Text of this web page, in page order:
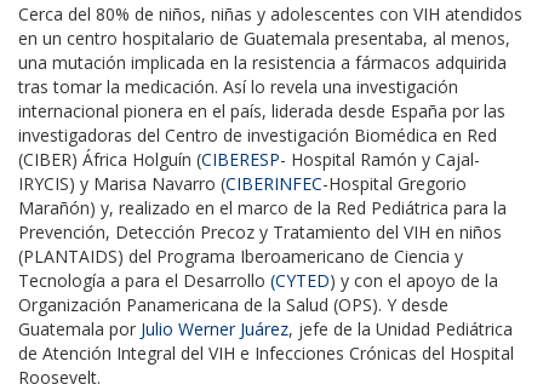
Cerca del 80% de niños, niñas y adolescentes con VIH atendidos
en un centro hospitalario de Guatemala presentaba, al menos,
una mutación implicada en la resistencia a fármacos adquirida
tras tomar la medicación. Así lo revela una investigación
internacional pionera en el país, liderada desde España por las
investigadoras del Centro de investigación Biomédica en Red
(CIBER) África Holguín (CIBERESP- Hospital Ramón y Cajal-
IRYCIS) y Marisa Navarro (CIBERINFEC-Hospital Gregorio
Marañón) y, realizado en el marco de la Red Pediátrica para la
Prevención, Detección Precoz y Tratamiento del VIH en niños
(PLANTAIDS) del Programa Iberoamericano de Ciencia y
Tecnología a para el Desarrollo (CYTED) y con el apoyo de la
Organización Panamericana de la Salud (OPS). Y desde
Guatemala por Julio Werner Juárez, jefe de la Unidad Pediátrica
de Atención Integral del VIH e Infecciones Crónicas del Hospital
Roosevelt.